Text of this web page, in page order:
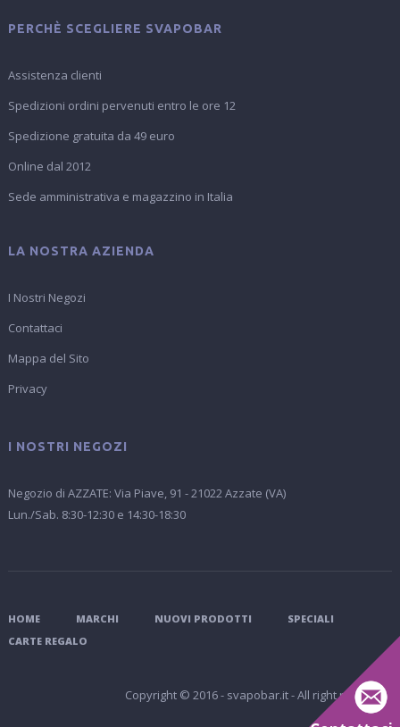
PERCHÈ SCEGLIERE SVAPOBAR
Assistenza clienti
Spedizioni ordini pervenuti entro le ore 12
Spedizione gratuita da 49 euro
Online dal 2012
Sede amministrativa e magazzino in Italia
LA NOSTRA AZIENDA
I Nostri Negozi
Contattaci
Mappa del Sito
Privacy
I NOSTRI NEGOZI
Negozio di AZZATE: Via Piave, 91 - 21022 Azzate (VA)
Lun./Sab. 8:30-12:30 e 14:30-18:30
HOME MARCHI NUOVI PRODOTTI
SPECIALI
CARTE REGALO
Copyright © 2016 - svapobar.it - All right reserved.